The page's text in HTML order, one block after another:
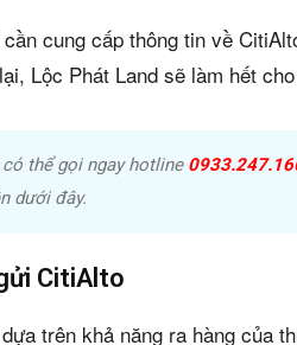
cung cấp thông tin về
Lộc Phát Land sẽ làm hết
thể gọi ngay hotline
dưới đây.
CitiAlto
trên khả năng ra hàng của